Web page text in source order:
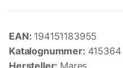
EAN: 194151183955
Katalognummer: 415364